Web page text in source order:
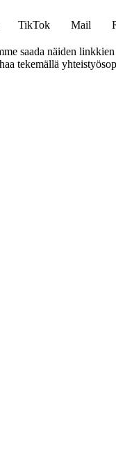
TikTok Mail
saada näiden
tekemällä